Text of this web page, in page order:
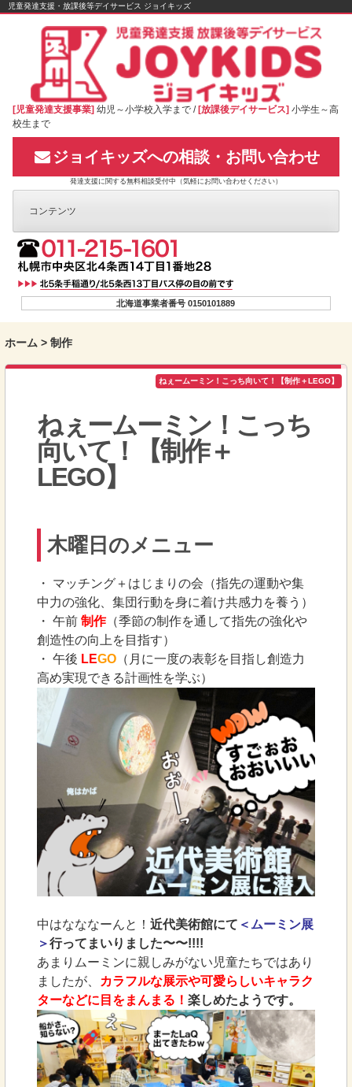
Skip
児童発達支援・放課後等デイサービス ジョイキッズ
[児童発達支援事業] 幼児～小学校入学まで / [放課後デイサービス] 小学生～高
校生まで
ジョイキッズへの相談・お問い合わせ
発達支援に関する無料相談受付中（気軽にお問い合わせください）
コンテンツ
北海道事業者番号 0150101889
ホーム > 制作
ねぇームーミン！こっち向いて！【制作＋LEGO】
ねぇームーミン！こっち
向いて！【制作＋
LEGO】
木曜日のメニュー
・ マッチング＋はじまりの会（指先の運動や集
中力の強化、集団行動を身に着け共感力を養う）
・ 午前 制作（季節の制作を通して指先の強化や
創造性の向上を目指す）
・ 午後 LEGO （月に一度の表彰を目指し創造力
高め実現できる計画性を学ぶ）
中はなななーんと！ 近代美術館にて ＜ムーミン展
＞行ってまいりました〜〜!!!!
あまりムーミンに親しみがない児童たちではあり
ましたが、
カラフルな展示や可愛らしいキャラク
ターなどに目をまんまる！ 楽しめたようです。